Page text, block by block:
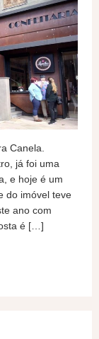
Canela.
já foi uma
e hoje é um
do imóvel teve
ano com
é […]